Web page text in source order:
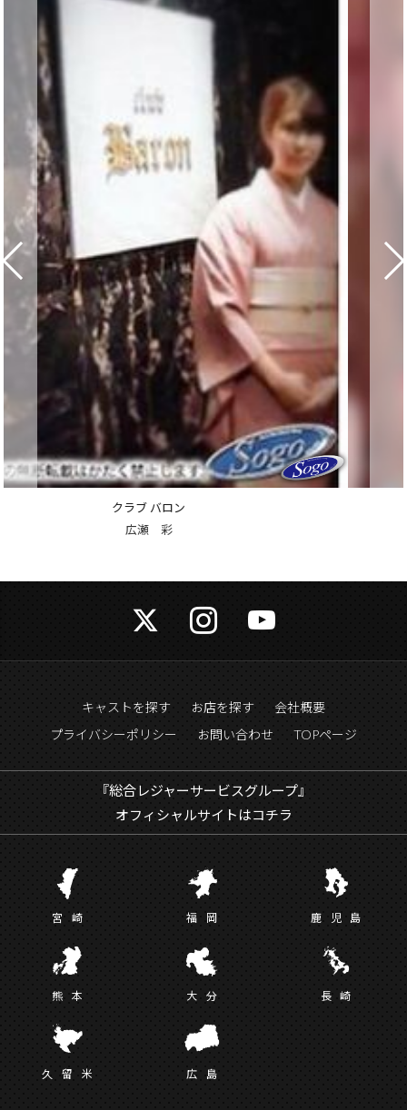
キャストを探す お店を探す
会社概要
プライバシーポリシー
お問い合わせ TOPページ
『総合レジャーサービスグループ』
オフィシャルサイトはコチラ
宮 崎 福 岡 鹿児 島
熊 本 大 分 長崎
久留 米 広 島